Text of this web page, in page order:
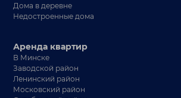
Дома в деревне
Недостроенные дома
Аренда квартир
В Минске
Заводской район
Ленинский район
Московский район